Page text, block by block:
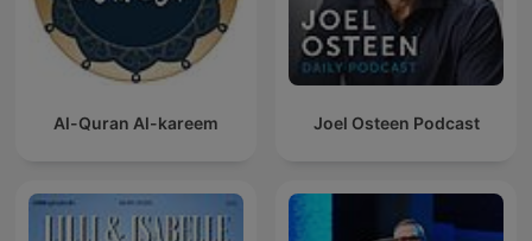
Al-Quran Al-kareem Joel Osteen Podcast